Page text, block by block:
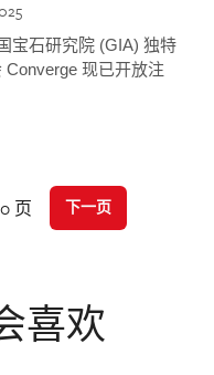
宝石研究院 (GIA) 独特
现已开放注
页 下一页
喜欢